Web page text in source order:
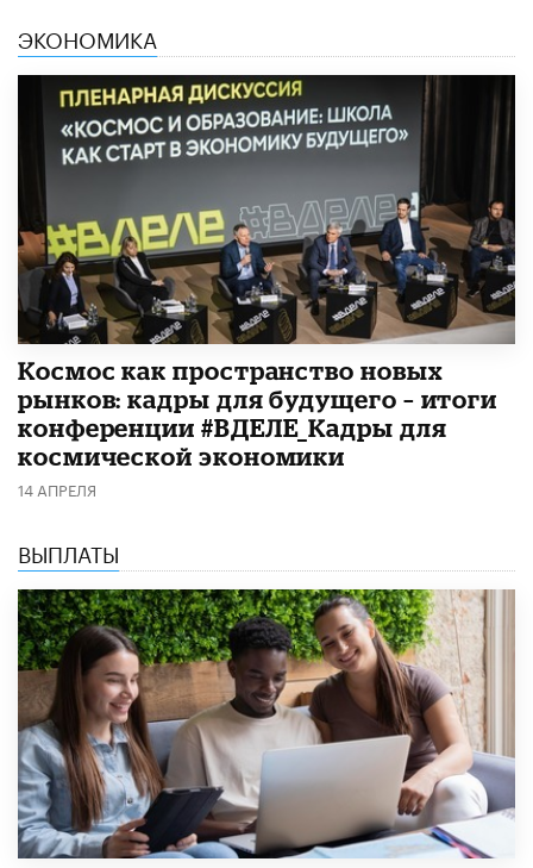
ЭКОНОМИКА
Космос как пространство новых
рынков: кадры для будущего – итоги
конференции #ВДЕЛЕ_Кадры для
космической экономики
14 АПРЕЛЯ
ВЫПЛАТЫ